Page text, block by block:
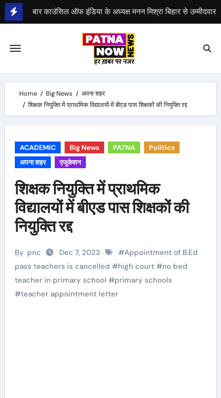
Skip
to
भीम सेना का भारत बंद, राजद का बंद को समर्थन
Home Big News
अपना शहर
शिक्षक नियुक्ति में प्राथमिक विद्यालयों में बीएड पास शिक्षकों की नियुक्ति रद्द
ACADEMIC Big News PATNA
Politics
अपना शहर
एजुकेशन
शिक्षक नियुक्ति में प्राथमिक
विद्यालयों में बीएड पास शिक्षकों की
नियुक्ति रद्द
By pnc Dec 7, 2023 #Appointment of B.Ed
pass teachers is cancelled #high court#no bed
teacher in primary school #primary schools
#teacher appointment letter